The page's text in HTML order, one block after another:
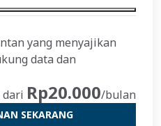
yang menyajikan
data dan
Rp20.000/bulan
SEKARANG